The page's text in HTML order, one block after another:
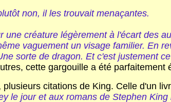
non, il les trouvait menaçantes.
créature légèrement à l'écart des
vaguement un visage familier. En
sorte de dragon. Et c'est justement
cette gargouille a été parfaitement
citations de King. Celle d'un
le jour et aux romans de Stephen King